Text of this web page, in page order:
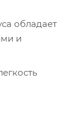
обладает
и